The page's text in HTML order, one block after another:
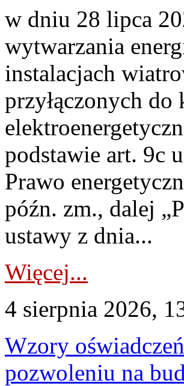
w dniu 28 lipca
wytwarzania
instalacjach
przyłączonych do
podstawie art. 9c
Prawo
późn. zm., dalej
ustawy z dnia...
Więcej...
4 sierpnia 2026,
Wzory
pozwoleniu na